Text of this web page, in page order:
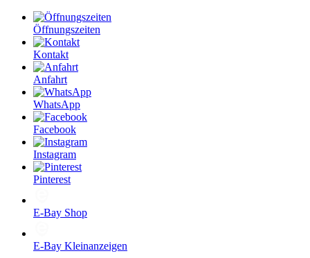
Öffnungszeiten
Kontakt
Anfahrt
WhatsApp
Facebook
Instagram
Pinterest
E-Bay Shop
E-Bay Kleinanzeigen